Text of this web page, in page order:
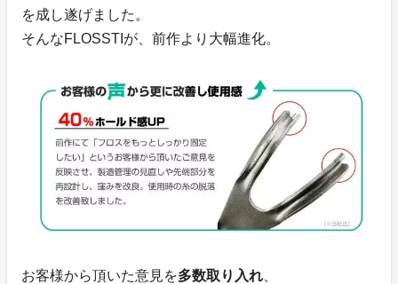
を成し遂げました。
そんなFLOSSTIが、前作より大幅進化。
お客様から頂いた意見を多数取り入れ